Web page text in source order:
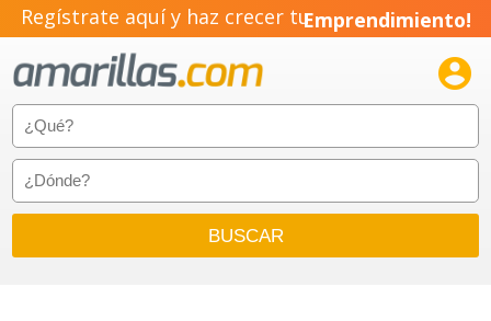
Regístrate aquí y haz crecer tuEmprendimiento!
